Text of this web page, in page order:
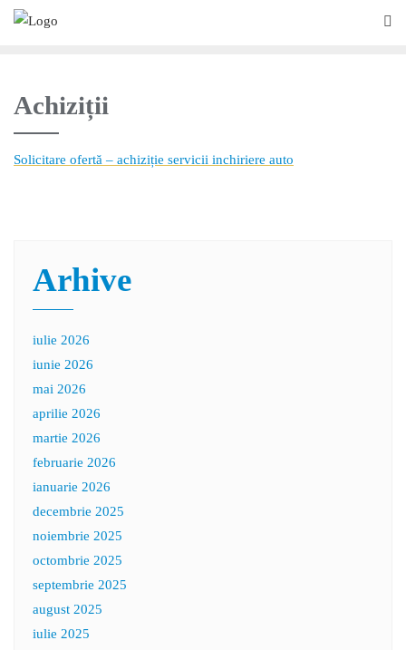
Achiziții
Solicitare ofertă – achiziție servicii inchiriere auto
Arhive
iulie 2026
iunie 2026
mai 2026
aprilie 2026
martie 2026
februarie 2026
ianuarie 2026
decembrie 2025
noiembrie 2025
octombrie 2025
septembrie 2025
august 2025
iulie 2025